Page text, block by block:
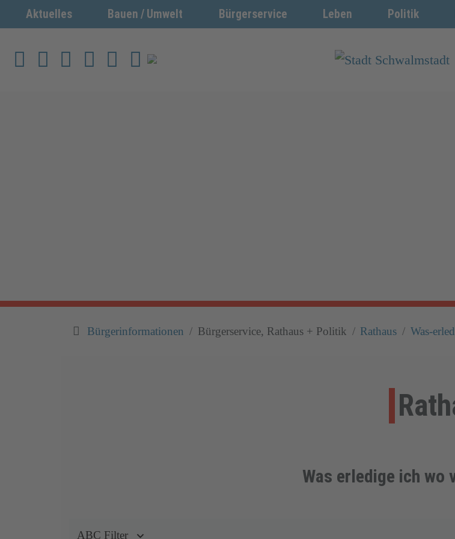
Aktuelles Bauen / Umwelt Bürgerservice Leben Politik
Werkzeuge zur Barrierefreiheit öffnen
HomeKontaktRathausöffnungszeiten
CitymapSuchen
Bürgerinformationen Bürgerservice, Rathaus + Politik Rathaus Was-
Was erledige ich wo
ABC Filter